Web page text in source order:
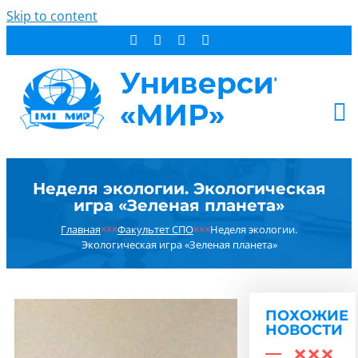
Skip to content
СТУДЕНТУ
ДОПОБРАЗОВАНИЕ
ОБ УНИВЕРСИТЕТЕ
НОВОСТИ
Неделя экологии. Экологическая
игра «Зеленая планета»
Главная×××Факультет СПО×××Неделя экологии.
Экологическая игра «Зеленая планета»
ПОХОЖИЕ
НОВОСТИ